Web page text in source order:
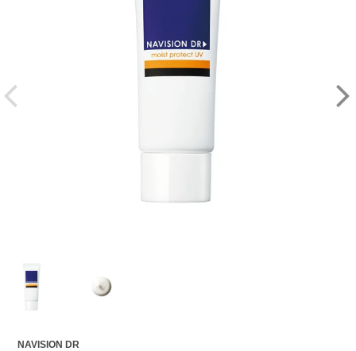
NAVISION DR